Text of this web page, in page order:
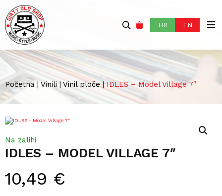
HR EN
Početna | Vinili | Vinil ploče|IDLES – Model Village 7″
IDLES – MODEL VILLAGE 7″
10,49 €
Na zalihi